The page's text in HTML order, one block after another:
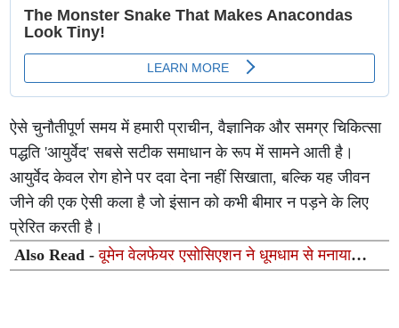
ऐसे चुनौतीपूर्ण समय में हमारी प्राचीन, वैज्ञानिक और समग्र चिकित्सा
पद्धति 'आयुर्वेद' सबसे सटीक समाधान के रूप में सामने आती है।
आयुर्वेद केवल रोग होने पर दवा देना नहीं सिखाता, बल्कि यह जीवन
जीने की एक ऐसी कला है जो इंसान को कभी बीमार न पड़ने के लिए
प्रेरित करती है।
Also Read -वूमेन वेलफेयर एसोसिएशन ने धूमधाम से मनाया
‘सावन उत्सव–2026’, महापौर सुषमा खरकवाल ने दिया महिला